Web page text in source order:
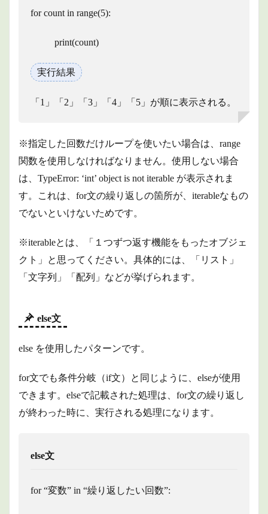
for count in range(5):
print(count)
実行結果
「1」「2」「3」「4」「5」が順に表示される。
※指定した回数だけループを使いたい場合は、 range
関数を使用しなければなりません。使用しない場合
は、 TypeError: ‘int’ object is not iterable が表示されま
す。
これは、for文の繰り返しの箇所が、iterableなもの
でないといけないためです。
※iterableとは、「１つずつ返す機能をもったオブジェ
クト」と思ってください。具体的には、「リスト」
「文字列」「配列」などが挙げられます。
else文
else を使用したパターンです。
for文でも条件分岐（if文）と同じように、elseが使用
できます。elseで記載された処理は、for文の繰り返し
が終わった時に、実行される処理になります。
else文
for “変数” in “繰り返したい回数”: